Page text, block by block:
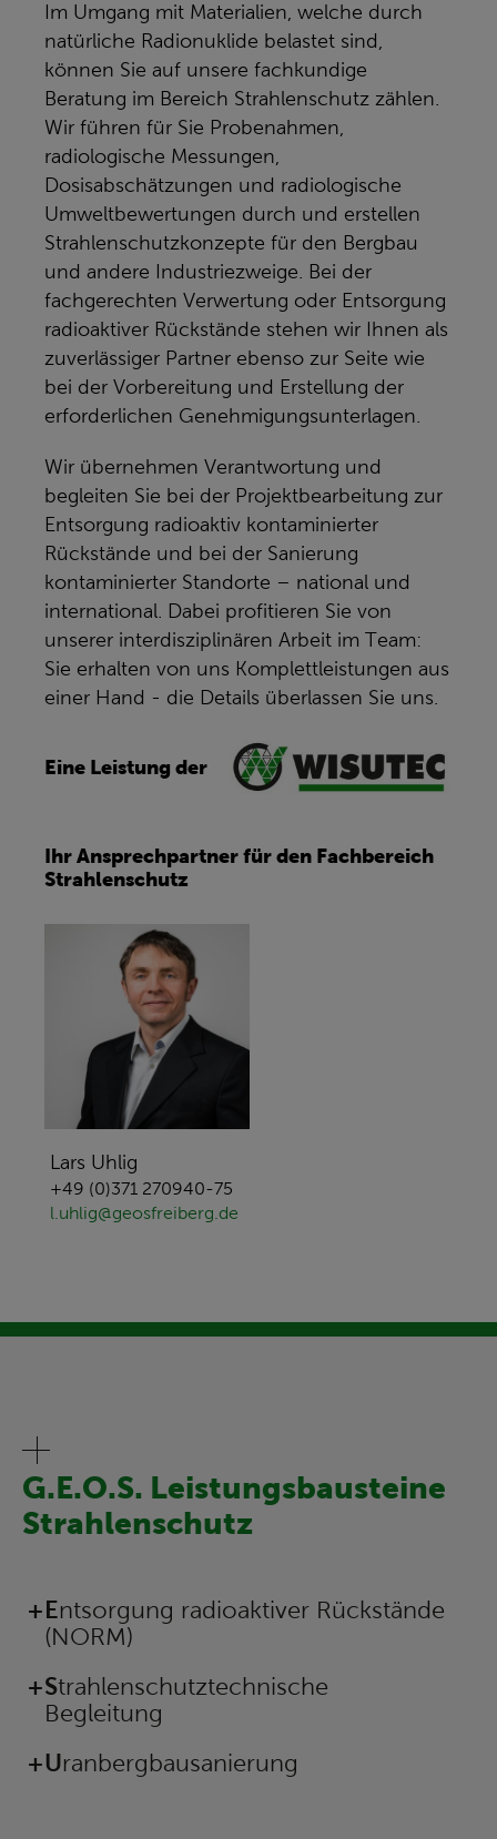
Im Umgang mit Materialien, welche durch
natürliche Radionuklide belastet sind,
können Sie auf unsere fachkundige
Beratung im Bereich Strahlenschutz zählen.
Wir führen für Sie Probenahmen,
radiologische Messungen,
Dosisabschätzungen und radiologische
Umweltbewertungen durch und erstellen
Strahlenschutzkonzepte für den Bergbau
und andere Industriezweige. Bei der
fachgerechten Verwertung oder Entsorgung
radioaktiver Rückstände stehen wir Ihnen als
zuverlässiger Partner ebenso zur Seite wie
bei der Vorbereitung und Erstellung der
erforderlichen Genehmigungsunterlagen.
Wir übernehmen Verantwortung und
begleiten Sie bei der Projektbearbeitung zur
Entsorgung radioaktiv kontaminierter
Rückstände und bei der Sanierung
kontaminierter Standorte – national und
international. Dabei profitieren Sie von
unserer interdisziplinären Arbeit im Team:
Sie erhalten von uns Komplettleistungen aus
einer Hand - die Details überlassen Sie uns.
Eine Leistung der
Ihr Ansprechpartner für den Fachbereich
Strahlenschutz
Lars Uhlig
+49 (0)371 270940-75
l.uhlig@geosfreiberg.de
G.E.O.S. Leistungsbausteine
Strahlenschutz
überspringen
Entsorgung radioaktiver Rückstände
(NORM)
Strahlenschutztechnische
Begleitung
Uranbergbausanierung